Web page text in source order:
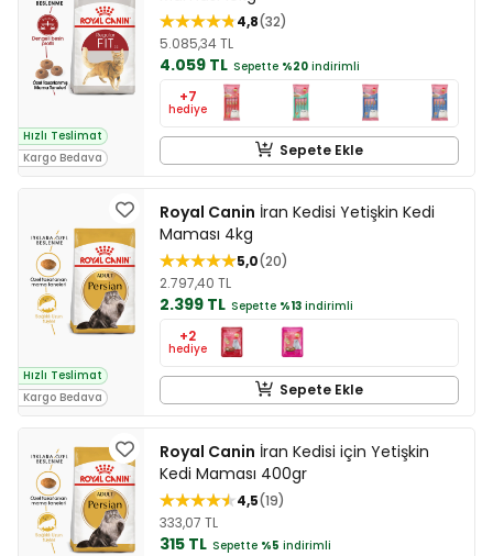
Hızlı Teslimat
Kargo Bedava
4,8 32
5.085,34 TL
4.059 TL Sepette %20 indirimli
+7
hediye
Sepete Ekle
Hızlı Teslimat
Kargo Bedava
Royal Canin İran Kedisi Yetişkin Kedi
Maması 4kg
5,0 20
2.797,40 TL
2.399 TL Sepette %13 indirimli
+2
hediye
Sepete Ekle
Royal Canin İran Kedisi için Yetişkin
Kedi Maması 400gr
4,5 19
333,07 TL
315 TL Sepette %5 indirimli